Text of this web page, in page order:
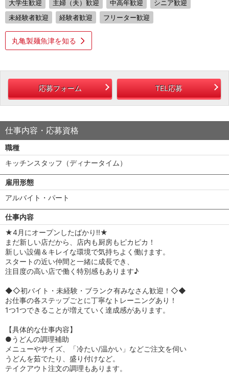
大学生歓迎
主婦（夫）歓迎 中高年歓迎
シニア歓迎
未経験者歓迎
経験者歓迎 フリーター歓迎
丸亀製麺魚津を知る
応募フォーム TEL応募
仕事内容・応募資格
職種
キッチンスタッフ（ディナータイム）
雇用形態
アルバイト・パート
仕事内容
★4月にオープンしたばかり!!★
まだ新しい店だから、店内も厨房もピカピカ！
新しい設備＆キレイな環境で気持ちよく働けます。
スタートの近い仲間と一緒に成長でき、
注目度の高い店で働く特別感もあります♪
◆◇初バイト・未経験・ブランク有みなさん歓迎！◇◆
お仕事の各ステップごとに丁寧なトレーニングあり！
1つ1つできることが増えていく達成感があります。
【具体的な仕事内容】
●うどんの調理補助
メニューやサイズ、「冷たい/温かい」などご注文を伺い
うどんを茹でたり、盛り付けなど。
テイクアウト注文の調理もあります。